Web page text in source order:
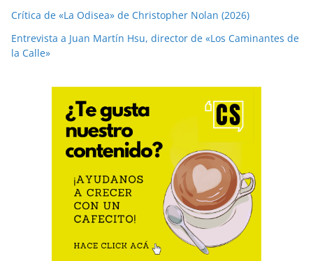
Crítica de «La Odisea» de Christopher Nolan (2026)
Entrevista a Juan Martín Hsu, director de «Los Caminantes de
la Calle»